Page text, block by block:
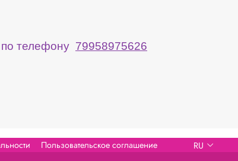
телефону 79958975626
Пользовательское соглашение RU